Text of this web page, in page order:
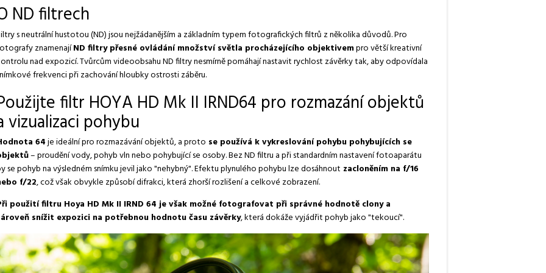
ND filtrech
s neutrální hustotou (ND) jsou nejžádanějším a základním typem fotografických filtrů z několika důvodů. Pro
znamenajíND filtry přesné ovládání množství světla procházejícího objektivempro větší kreativní
nad expozicí. Tvůrcům videoobsahu ND filtry nesmírně pomáhají nastavit rychlost závěrky tak, aby odpovídala
frekvenci při zachování hloubky ostrosti záběru.
filtr HOYA HD Mk II IRND64 pro rozmazání objektů
vizualizaci pohybu
64je ideální pro rozmazávání objektů, a proto se používá k vykreslování pohybu pohybujících se
– proudění vody, pohyb vln nebo pohybující se osoby. Bez ND filtru a při standardním nastavení fotoaparátu
se pohyb na výsledném snímku jevil jako "nehybný". Efektu plynulého pohybu lze dosáhnout zacloněním na f/16
f/22, což však obvykle způsobí difrakci, která zhorší rozlišení a celkové zobrazení.
použití filtru Hoya HD Mk II IRND 64 je však možné fotografovat při správné hodnotě clony a
snížit expozici na potřebnou hodnotu času závěrky, která dokáže vyjádřit pohyb jako "tekoucí".